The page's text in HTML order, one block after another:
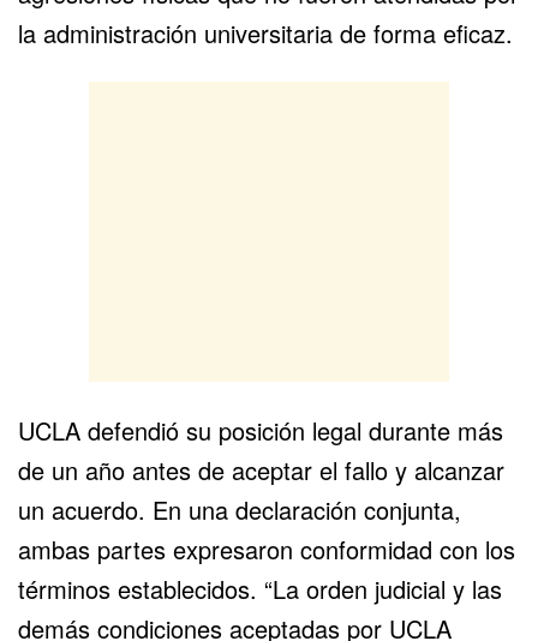
la administración universitaria de forma eficaz.
UCLA defendió su posición legal durante más
de un año antes de aceptar el fallo y alcanzar
un acuerdo. En una declaración conjunta,
ambas partes expresaron conformidad con los
términos establecidos. “La orden judicial y las
demás condiciones aceptadas por UCLA